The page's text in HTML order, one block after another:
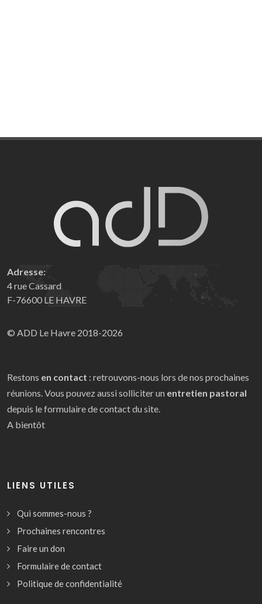
Adresse:
4 rue Cassard
F-76600 LE HAVRE
© ADD Le Havre 2018-2026
Restons en contact : retrouvons-nous lors de nos prochaines
réunions. Vous pouvez aussi solliciter un entretien pastoral
depuis le formulaire de contact du site.
A bientôt
LIENS UTILES
Qui sommes-nous ?
Prochaines rencontres
Faire un don
Formulaire de contact
Politique de confidentialité